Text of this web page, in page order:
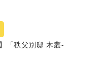
「秩父別邸 木叢-